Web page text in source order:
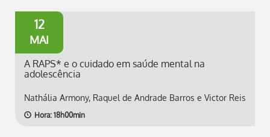
12
MAI
A RAPS* e o cuidado em saúde mental na
adolescência
Nathália Armony, Raquel de Andrade Barros e Victor Reis
Hora: 18h00min